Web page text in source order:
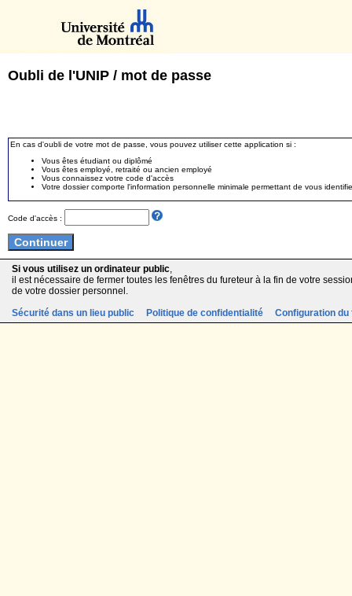
Oubli de l'UNIP / mot de passe
En cas d'oubli de votre mot de passe, vous pouvez utiliser cette application si :
Vous êtes étudiant ou diplômé
Vous êtes employé, retraité ou ancien employé
Vous connaissez votre code d'accès
Votre dossier comporte l'information personnelle minimale permettant de vous
Code d'accès :
Si vous utilisez un ordinateur public,
il est nécessaire de fermer toutes les fenêtres du fureteur à la fin de votre
de votre dossier personnel.
Sécurité dans un lieu public
Politique de confidentialité Configuration du